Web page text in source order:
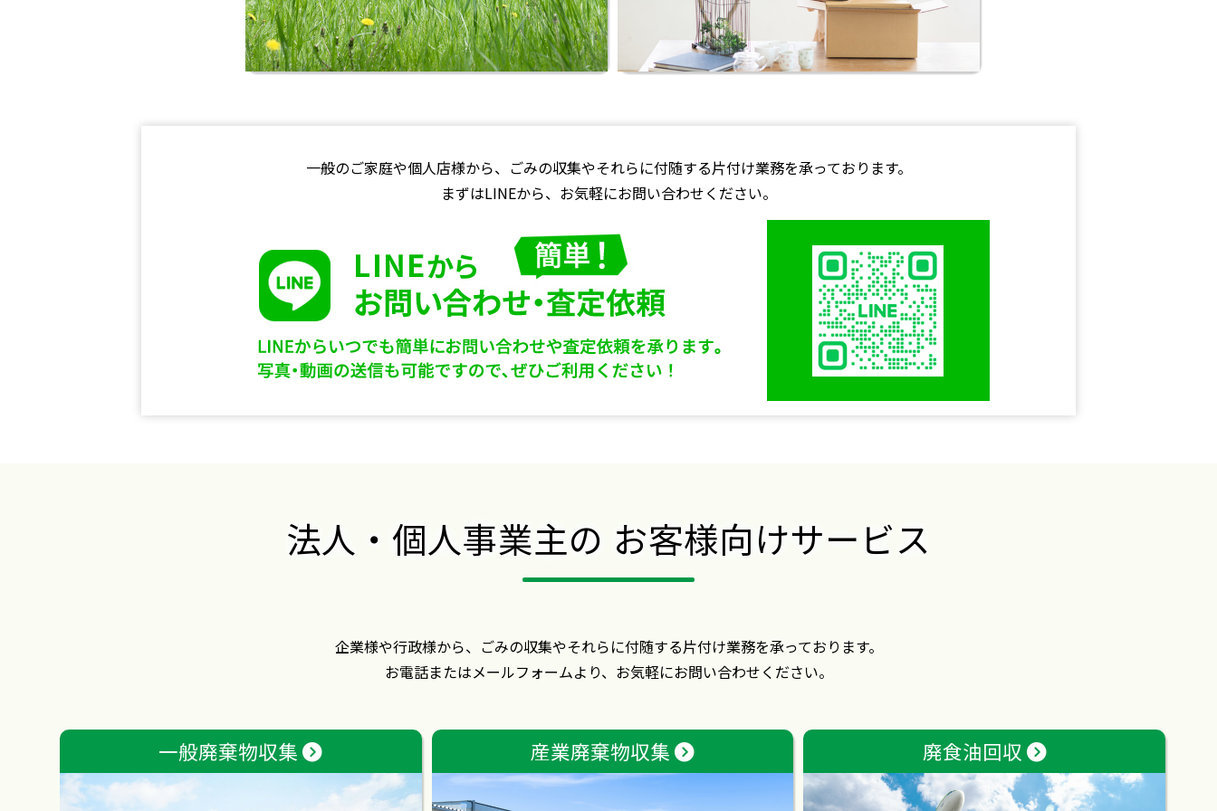
一般のご家庭や個人店様から、ごみの収集やそれらに付随する片付け業務を承っております。
まずはLINEから、お気軽にお問い合わせください。
法人・個人事業主の お客様向けサービス
企業様や行政様から、ごみの収集やそれらに付随する片付け業務を承っております。
お電話またはメールフォームより、お気軽にお問い合わせください。
一般廃棄物収集 産業廃棄物収集 廃食油回収